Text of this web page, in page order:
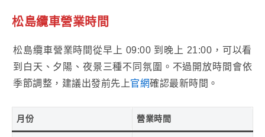
松島纜車營業時間
松島纜車營業時間從早上 09:00 到晚上 21:00，可以看
到白天、夕陽、夜景三種不同氛圍。不過開放時間會依
季節調整，建議出發前先上官網確認最新時間。
月份 營業時間